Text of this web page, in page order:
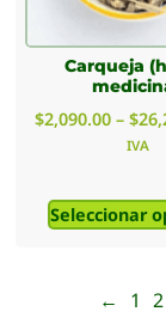
Carqueja
$2,090.00 – $
IVA
Seleccionar
← 1 2